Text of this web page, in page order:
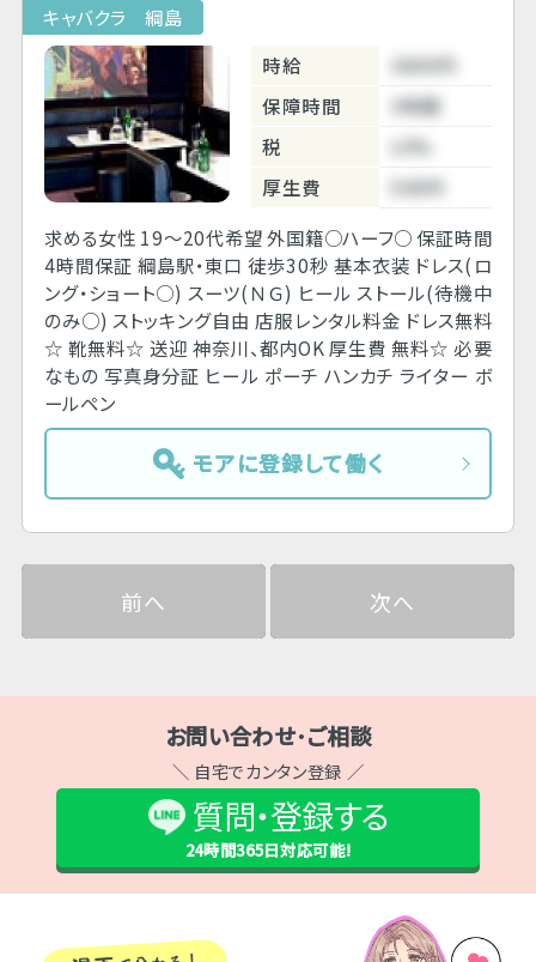
キャバクラ 綱島
時給
3800円
保障時間
3時間
税
10%
厚生費
500円
求める女性 19～20代希望 外国籍○ハーフ○ 保証時間
4時間保証 綱島駅・東口 徒歩30秒 基本衣装 ドレス(ロ
ング・ショート○) スーツ(ＮＧ) ヒール ストール(待機中
のみ○) ストッキング自由 店服レンタル料金 ドレス無料
☆ 靴無料☆ 送迎 神奈川、都内OK 厚生費 無料☆ 必要
なもの 写真身分証 ヒール ポーチ ハンカチ ライター ボ
ールペン
モアに登録して働く
前へ 次へ
お問い合わせ･ご相談
＼ 自宅でカンタン登録 ／
質問・登録する
24時間365日対応可能!